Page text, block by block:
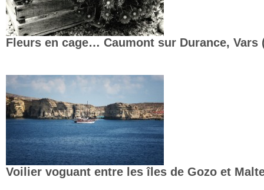
Fleurs en cage… Caumont sur Durance, Vars
Voilier voguant entre les îles de Gozo et